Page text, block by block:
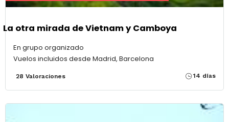
La otra mirada de Vietnam y Camboya
En grupo organizado
Vuelos incluidos desde Madrid, Barcelona
28 Valoraciones 14 días